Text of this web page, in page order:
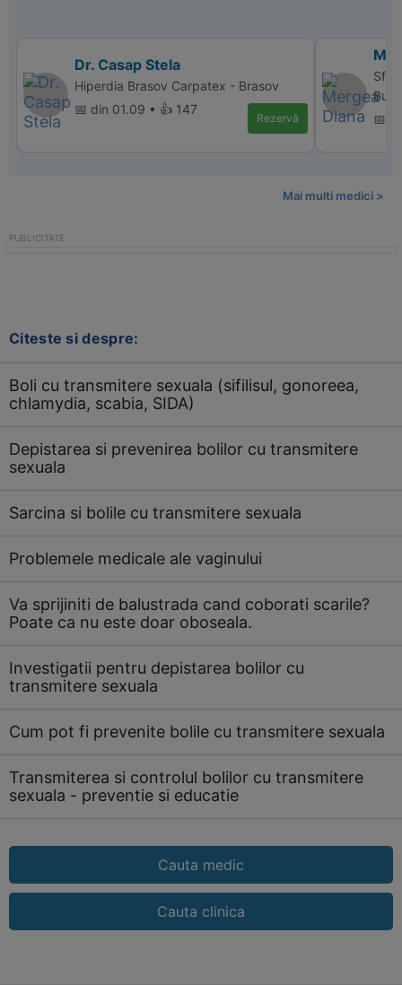
Dr. Casap Stela
Hiperdia Brasov Carpatex - Brasov
📅 din 01.09 • 👍 147
Rezervă
📅
Mai multi medici >
Citeste si despre:
Boli cu transmitere sexuala (sifilisul, gonoreea,
chlamydia, scabia, SIDA)
Depistarea si prevenirea bolilor cu transmitere
sexuala
Sarcina si bolile cu transmitere sexuala
Problemele medicale ale vaginului
Va sprijiniti de balustrada cand coborati scarile?
Poate ca nu este doar oboseala.
Investigatii pentru depistarea bolilor cu
transmitere sexuala
Cum pot fi prevenite bolile cu transmitere sexuala
Transmiterea si controlul bolilor cu transmitere
sexuala - preventie si educatie
Cauta medic
Cauta clinica